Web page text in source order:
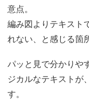
意点。
編み図よりテキスト
れない、と感じる箇
パッと見で分かりや
ジカルなテキストが
す。